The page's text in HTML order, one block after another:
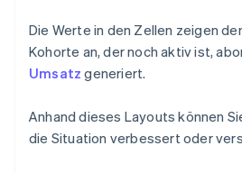
Die Werte in den Zellen zeigen
Kohorte an, der noch aktiv ist,
Umsatz generiert.
Anhand dieses Layouts können
die Situation verbessert oder